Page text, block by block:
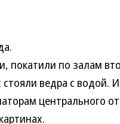
покатили по залам
ведра с водой.
центрального